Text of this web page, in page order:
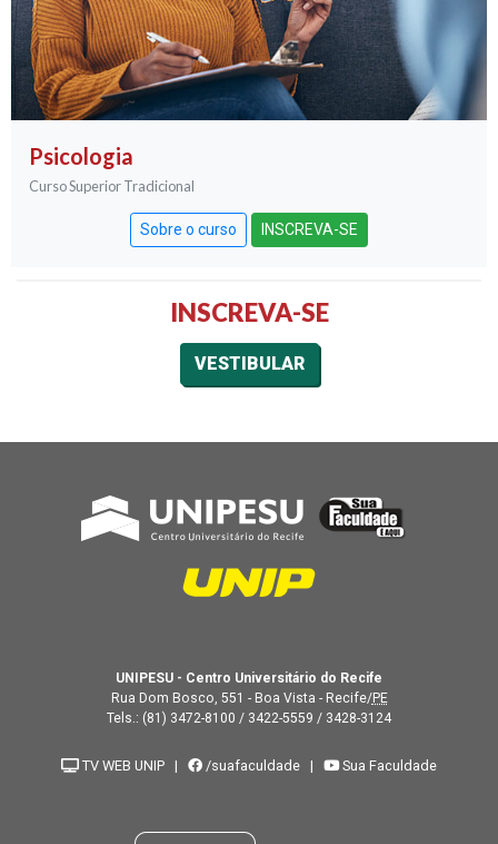
Psicologia
Curso Superior Tradicional
Sobre o curso INSCREVA-SE
INSCREVA-SE
VESTIBULAR
UNIPESU - Centro Universitário do Recife
Rua Dom Bosco, 551 - Boa Vista - Recife/PE
Tels.: (81) 3472-8100 / 3422-5559 / 3428-3124
TV WEB UNIP | /suafaculdade | Sua Faculdade